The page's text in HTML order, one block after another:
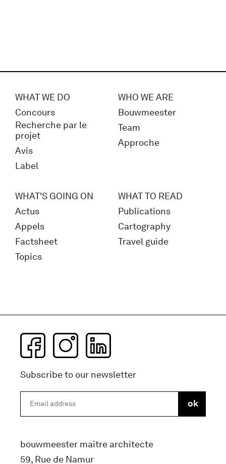
WHAT WE DO
Concours
Recherche par le
projet
Avis
Label
WHO WE ARE
Bouwmeester
Team
Approche
WHAT'S GOING ON
Actus
Appels
Factsheet
Topics
WHAT TO READ
Publications
Cartography
Travel guide
Subscribe to our newsletter
bouwmeester maitre architecte
59, Rue de Namur